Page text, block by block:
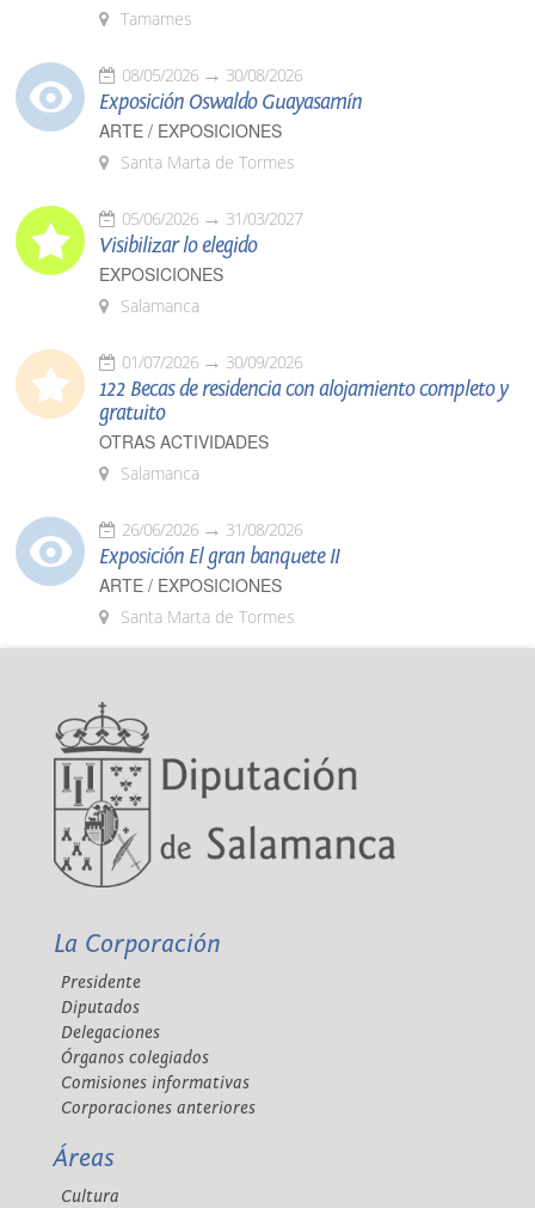
Tamames
08/05/2026 30/08/2026
Exposición Oswaldo Guayasamín
ARTE / EXPOSICIONES
Santa Marta de Tormes
05/06/2026 31/03/2027
Visibilizar lo elegido
EXPOSICIONES
Salamanca
01/07/2026 30/09/2026
122 Becas de residencia con alojamiento completo y
gratuito
OTRAS ACTIVIDADES
Salamanca
26/06/2026 31/08/2026
Exposición El gran banquete II
ARTE / EXPOSICIONES
Santa Marta de Tormes
La Corporación
Presidente
Diputados
Delegaciones
Órganos colegiados
Comisiones informativas
Corporaciones anteriores
Áreas
Cultura